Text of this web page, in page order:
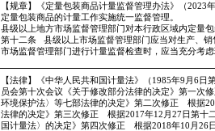
【规章】《定量包装商品计量监督管理办法》（
定量包装商品的计量工作实施统一监督管理。
县级以上地方市场监督管理部门对本行政区域内定量
第十二条
县级以上市场监督管理部门应当对生产、
市场监督管理部门进行计量监督检查时，应当充分考
【法律】《中华人民共和国计量法》（1985年9月6
员会第十次会议《关于修改部分法律的决定》第一次
环境保护法〉等七部法律的决定》第二次修正 根据
法律的决定》第三次修正 根据2017年12月27日第十
国计量法〉的决定》第四次修正 根据2018年10月26